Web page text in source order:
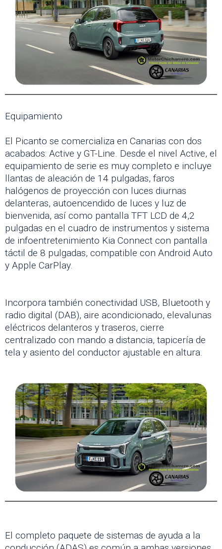
Equipamiento
El Picanto se comercializa en Canarias con dos
acabados: Active y GT-Line. Desde el nivel Active, el
equipamiento de serie es muy completo e incluye
llantas de aleación de 14 pulgadas, faros
halógenos de proyección con luces diurnas
delanteras, autoencendido de luces y luz de
bienvenida, así como pantalla TFT LCD de 4,2
pulgadas en el cuadro de instrumentos y sistema
de infoentretenimiento Kia Connect con pantalla
táctil de 8 pulgadas, compatible con Android Auto
y Apple CarPlay.
Incorpora también conectividad USB, Bluetooth y
radio digital (DAB), aire acondicionado, elevalunas
eléctricos delanteros y traseros, cierre
centralizado con mando a distancia, tapicería de
tela y asiento del conductor ajustable en altura.
El completo paquete de sistemas de ayuda a la